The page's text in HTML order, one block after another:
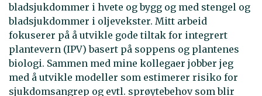
bladsjukdommer i hvete og bygg og med stengel og
bladsjukdommer i oljevekster. Mitt arbeid
fokuserer på å utvikle gode tiltak for integrert
plantevern (IPV) basert på soppens og plantenes
biologi. Sammen med mine kollegaer jobber jeg
med å utvikle modeller som estimerer risiko for
sjukdomsangrep og evtl. sprøytebehov som blir